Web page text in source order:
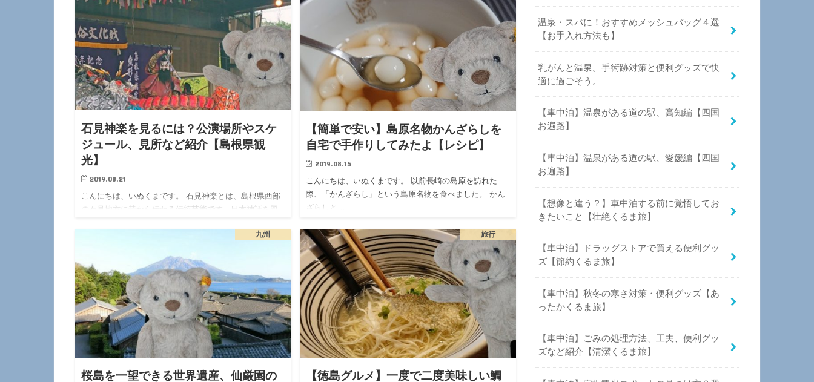
石見神楽を見るには？公演場所やスケ
ジュール、見所など紹介【島根県観
光】
2019.08.21
こんにちは、いぬくまです。 石見神楽とは、島根県西部
の石見地方に昔から伝わる伝統芸能です。日本神話を題
【簡単で安い】島原名物かんざらしを
自宅で手作りしてみたよ【レシピ】
2019.08.15
こんにちは、いぬくまです。 以前長崎の島原を訪れた
際、「かんざらし」という島原名物を食べました。 かん
ざらしと…
九州
桜島を一望できる世界遺産、仙厳園の
旅行
【徳島グルメ】一度で二度美味しい鯛
温泉・スパに！おすすめメッシュバッグ４選
【お手入れ方法も】
乳がんと温泉。手術跡対策と便利グッズで快
適に過ごそう。
【車中泊】温泉がある道の駅、高知編【四国
お遍路】
【車中泊】温泉がある道の駅、愛媛編【四国
お遍路】
【想像と違う？】車中泊する前に覚悟してお
きたいこと【壮絶くるま旅】
【車中泊】ドラッグストアで買える便利グッ
ズ【節約くるま旅】
【車中泊】秋冬の寒さ対策・便利グッズ【あ
ったかくるま旅】
【車中泊】ごみの処理方法、工夫、便利グッ
ズなど紹介【清潔くるま旅】